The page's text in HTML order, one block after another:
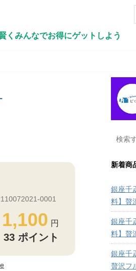
くみんなでお得にゲットしよう
0001
1,100
33 ポイント
新着商
銀座千
料】贅
銀座千
料】贅
銀座千
贅沢フ